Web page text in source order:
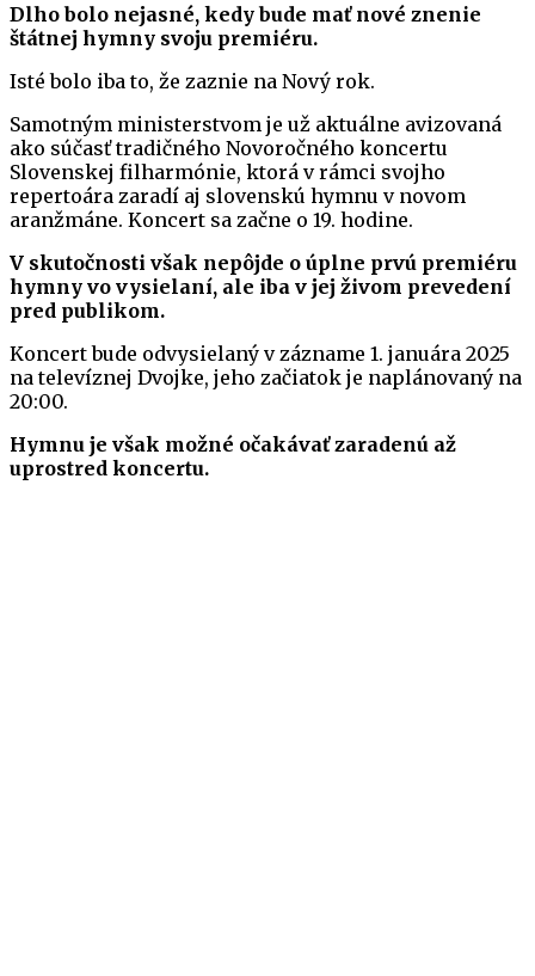
Dlho bolo nejasné, kedy bude mať nové znenie
štátnej hymny svoju premiéru.
Isté bolo iba to, že zaznie na Nový rok.
Samotným ministerstvom je už aktuálne avizovaná
ako súčasť tradičného Novoročného koncertu
Slovenskej filharmónie, ktorá v rámci svojho
repertoára zaradí aj slovenskú hymnu v novom
aranžmáne. Koncert sa začne o 19. hodine.
V skutočnosti však nepôjde o úplne prvú premiéru
hymny vo vysielaní, ale iba v jej živom prevedení
pred publikom.
Koncert bude odvysielaný v zázname 1. januára 2025
na televíznej Dvojke, jeho začiatok je naplánovaný na
20:00.
Hymnu je však možné očakávať zaradenú až
uprostred koncertu.